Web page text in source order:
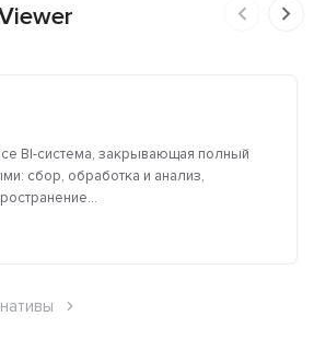
BI-система, закрывающая полный
сбор, обработка и анализ,